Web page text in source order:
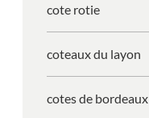
cote rotie
coteaux du layon
cotes de bordeaux